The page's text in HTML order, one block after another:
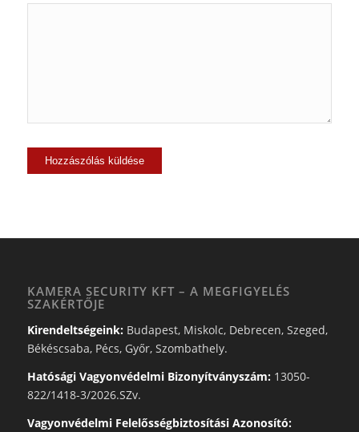
KAMERA SECURITY KFT – A MEGFIGYELÉS
SZAKÉRTŐJE
Kirendeltségeink:Budapest, Miskolc, Debrecen, Szeged,
Békéscsaba, Pécs, Győr, Szombathely.
Hatósági Vagyonvédelmi Bizonyítványszám:13050-
822/1418-3/2026.SZv.
Vagyonvédelmi Felelősségbiztosítási Azonosító: